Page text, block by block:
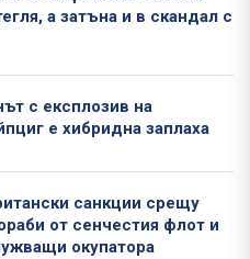
а затъна и в скандал с
с експлозив на
е хибридна заплаха
санкции срещу
от сенчестия флот и
окупатора